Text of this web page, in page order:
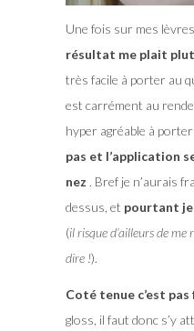
Une fois sur mes
résultat me plait
très facile à porter au
est carrément au
hyper agréable à
pas et l’application
nez . Bref je n’aurais
dessus, et pourtant je
(il risque d’ailleurs de me
dire !).
Coté tenue c’est
gloss, il faut donc s’y